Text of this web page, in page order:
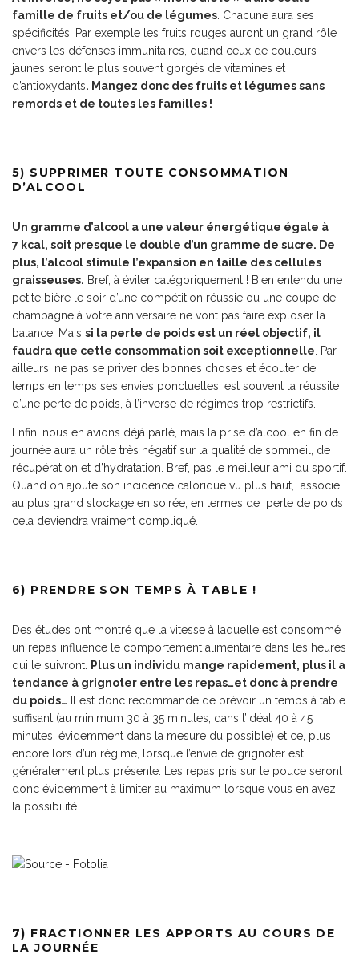
famille de fruits et/ou de légumes . Chacune aura ses
spécificités. Par exemple les fruits rouges auront un grand rôle
envers les défenses immunitaires, quand ceux de couleurs
jaunes seront le plus souvent gorgés de vitamines et
d’antioxydants. Mangez donc des fruits et légumes sans
remords et de toutes les familles !
5) SUPPRIMER TOUTE CONSOMMATION
D’ALCOOL
Un gramme d’alcool a une valeur énergétique égale à
7 kcal, soit presque le double d’un gramme de sucre. De
plus, l’alcool stimule l’expansion en taille des cellules
graisseuses. Bref, à éviter catégoriquement ! Bien entendu une
petite bière le soir d’une compétition réussie ou une coupe de
champagne à votre anniversaire ne vont pas faire exploser la
balance. Mais si la perte de poids est un réel objectif, il
faudra que cette consommation soit exceptionnelle . Par
ailleurs, ne pas se priver des bonnes choses et écouter de
temps en temps ses envies ponctuelles, est souvent la réussite
d’une perte de poids, à l’inverse de régimes trop restrictifs.
Enfin, nous en avions déjà parlé, mais la prise d’alcool en fin de
journée aura un rôle très négatif sur la qualité de sommeil, de
récupération et d’hydratation. Bref, pas le meilleur ami du sportif.
Quand on ajoute son incidence calorique vu plus haut, associé
au plus grand stockage en soirée, en termes de perte de poids
cela deviendra vraiment compliqué.
6) PRENDRE SON TEMPS À TABLE !
Des études ont montré que la vitesse à laquelle est consommé
un repas influence le comportement alimentaire dans les heures
qui le suivront.
Plus un individu mange rapidement, plus il a
tendance à grignoter entre les repas…et donc à prendre
du poids… Il est donc recommandé de prévoir un temps à table
suffisant (au minimum 30 à 35 minutes; dans l’idéal 40 à 45
minutes, évidemment dans la mesure du possible) et ce, plus
encore lors d’un régime, lorsque l’envie de grignoter est
généralement plus présente. Les repas pris sur le pouce seront
donc évidemment à limiter au maximum lorsque vous en avez
la possibilité.
7) FRACTIONNER LES APPORTS AU COURS DE
LA JOURNÉE